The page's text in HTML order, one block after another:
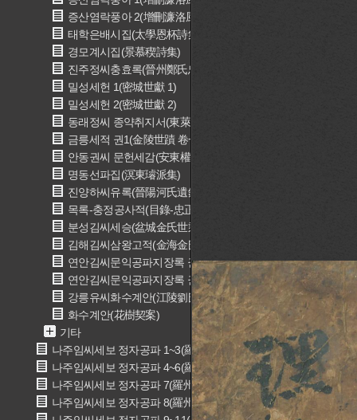
증산염락풍아 2(增刪濂洛風雅 2)
태학은배시집(太學恩杯詩集)
경모계시집(景慕稧詩集)
진주정씨충효록(晉州鄭氏忠孝錄)
밀성세헌 1(密城世獻 1)
밀성세헌 2(密城世獻 2)
동래정씨 종약취지서(東萊鄭氏 宗約趣旨書)
금릉세적 권1(金陵世蹟 卷一)
안동권씨 문헌세감(安東權氏 文獻世鑑)
명동선파집(溟東璿派集)
진양하씨유록(晉陽河氏遺錄)
목록-충정공사적(目錄-忠正公事蹟)
분성김씨세승(盆城金氏世乘)
김해김씨삼왕고적(金海金氏三王世古蹟)
연안김씨문익공파지장록 권1(延安金氏文翼公派誌狀錄 卷一)
연안김씨문익공파지장록 권2(延安金氏文翼公派誌狀錄 卷二)
강릉유씨화수계안(江陵劉氏花樹稧案)
화수계안(花樹契案)
기타
나주임씨세보 정자공파 1~3(羅州林氏世譜 正字公派 1~3)
나주임씨세보 정자공파 4~6(羅州林氏世譜 正字公派 4~6)
나주임씨세보 정자공파 7(羅州林氏世譜 正字公派 7)
나주임씨세보 정자공파 8(羅州林氏世譜 正字公派 8)